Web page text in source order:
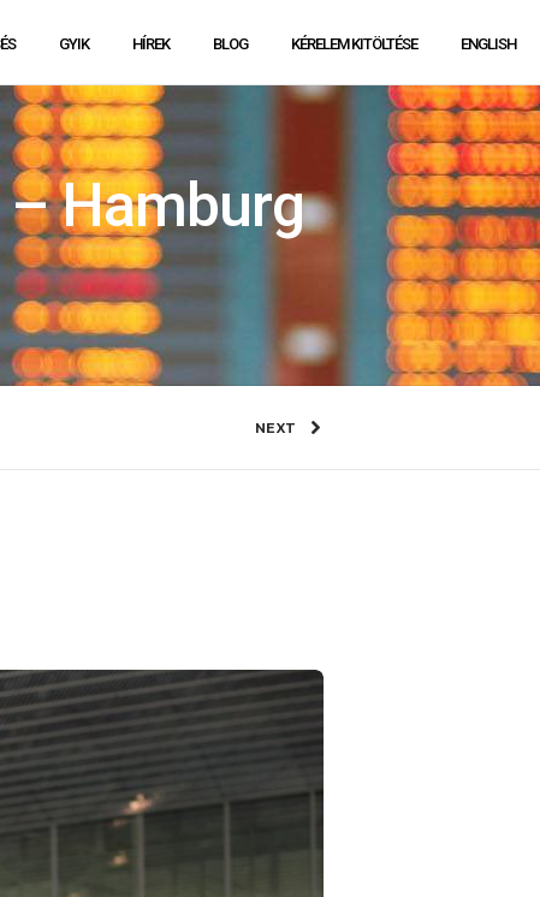
GYIK HÍREK BLOG KÉRELEM KITÖLTÉSE ENGLISH
Hamburg
NEXT